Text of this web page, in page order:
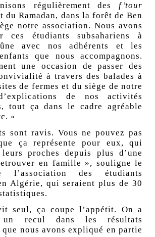
régulièrement des
f’tour
du Ramadan, dans la forêt de Ben
notre association. Nous avons
ces étudiants subsahariens à
avec nos adhérents et les
que nous accompagnons.
une occasion de passer des
à travers des balades à
de fermes et du siège de notre
de nos activités
tout ça dans le cadre agréable
»
sont ravis. Vous ne pouvez pas
ça représente pour eux, qui
proches depuis plus d’une
en famille », souligne le
l’association des étudiants
Algérie, qui seraient plus de 30
seul, ça coupe l’appétit. On a
un recul dans les résultats
nous avons expliqué en partie